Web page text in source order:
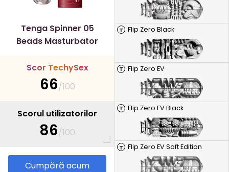
T Flip Zero Black
T Flip Zero EV
T Flip Zero EV Black
T Flip Zero EV Soft Edition
Tenga Spinner 05
Beads Masturbator
Scor TechySex
66/100
Scorul utilizatorilor
86/100
Cumpără acum